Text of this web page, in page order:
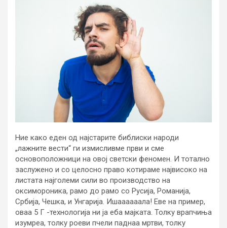
Ние како еден од најстарите библиски народи
„лажните вести“ ги измисливме први и сме
основоположници на овој светски феномен. И тотално
заслужено и со целосно право котираме највисоко на
листата најголеми сили во производство на
оксимороника, рамо до рамо со Русија, Романија,
Србија, Чешка, и Унгарија. Ишаааааала! Еве на пример,
оваа 5 Г -технологија ни ја еба мајката. Толку врапчиња
изумреа, толку роеви пчели паднаа мртви, толку